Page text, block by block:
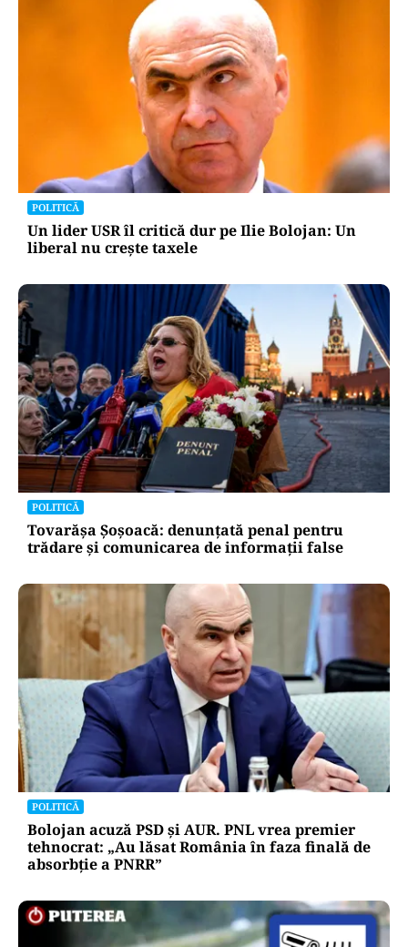
POLITICĂ
Un lider USR îl critică dur pe Ilie Bolojan: Un
liberal nu crește taxele
POLITICĂ
Tovarășa Șoșoacă: denunțată penal pentru
trădare și comunicarea de informații false
POLITICĂ
Bolojan acuză PSD și AUR. PNL vrea premier
tehnocrat: „Au lăsat România în faza finală de
absorbţie a PNRR”